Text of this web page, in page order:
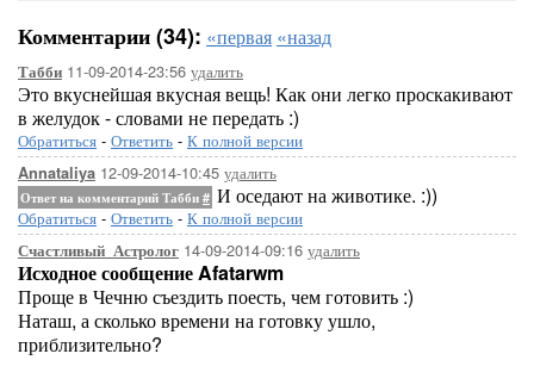
Комментарии (34): «первая «назад
Табби 11-09-2014-23:56 удалить
Это вкуснейшая вкусная вещь! Как они легко проскакивают
в желудок - словами не передать :)
Обратиться - Ответить - К полной версии
Annataliya 12-09-2014-10:45 удалить
Ответ на комментарий Табби # И оседают на животике. :))
Обратиться - Ответить - К полной версии
Счастливый_Астролог 14-09-2014-09:16 удалить
Исходное сообщение Afatarwm
Проще в Чечню съездить поесть, чем готовить :)
Наташ, а сколько времени на готовку ушло,
приблизительно?